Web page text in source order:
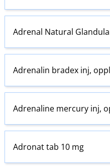
Adrenal Natural
Adrenalin bradex inj,
Adrenaline mercury inj,
Adronat tab 10 mg